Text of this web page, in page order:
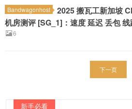
Bandwagonhost
2025 搬瓦工新加坡
机房测评 [SG_1]：速度 延迟 丢包
6
下一页
新手必看